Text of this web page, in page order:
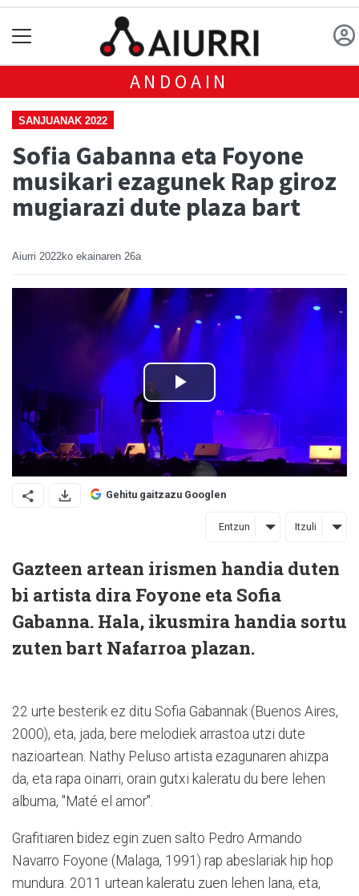
ANDOAIN
SANJUANAK 2022
Sofia Gabanna eta Foyone
musikari ezagunek Rap giroz
mugiarazi dute plaza bart
Aiurri 2022ko ekainaren 26a
Gehitu gaitzazu Googlen
Entzun Itzuli
Gazteen artean irismen handia duten
bi artista dira Foyone eta Sofia
Gabanna. Hala, ikusmira handia sortu
zuten bart Nafarroa plazan.
22 urte besterik ez ditu Sofia Gabannak (Buenos Aires,
2000), eta, jada, bere melodiek arrastoa utzi dute
nazioartean. Nathy Peluso artista ezagunaren ahizpa
da, eta rapa oinarri, orain gutxi kaleratu du bere lehen
albuma, "Maté el amor".
Grafitiaren bidez egin zuen salto Pedro Armando
Navarro Foyone (Malaga, 1991) rap abeslariak hip hop
mundura. 2011 urtean kaleratu zuen lehen lana, eta,